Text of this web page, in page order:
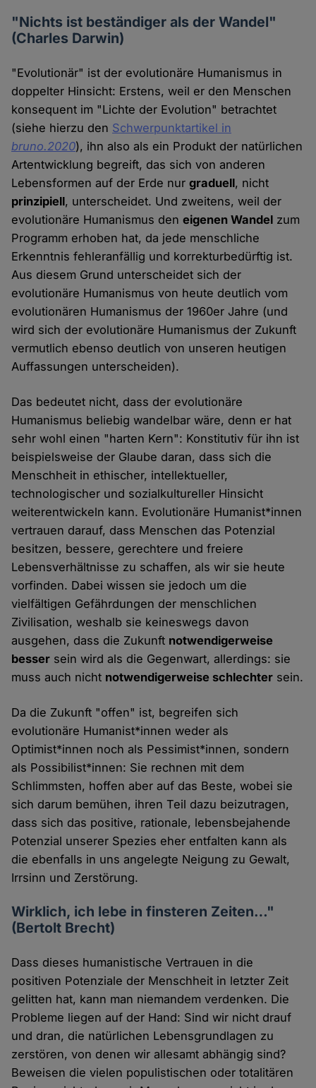
"Nichts ist beständiger als der Wandel"
(Charles Darwin)
"Evolutionär" ist der evolutionäre Humanismus in
doppelter Hinsicht: Erstens, weil er den Menschen
konsequent im "Lichte der Evolution" betrachtet
(siehe hierzu den Schwerpunktartikel in
bruno.2020), ihn also als ein Produkt der natürlichen
Artentwicklung begreift, das sich von anderen
Lebensformen auf der Erde nurgraduell, nicht
prinzipiell, unterscheidet. Und zweitens, weil der
evolutionäre Humanismus deneigenen Wandel zum
Programm erhoben hat, da jede menschliche
Erkenntnis fehleranfällig und korrekturbedürftig ist.
Aus diesem Grund unterscheidet sich der
evolutionäre Humanismus von heute deutlich vom
evolutionären Humanismus der 1960er Jahre (und
wird sich der evolutionäre Humanismus der Zukunft
vermutlich ebenso deutlich von unseren heutigen
Auffassungen unterscheiden).
Das bedeutet nicht, dass der evolutionäre
Humanismus beliebig wandelbar wäre, denn er hat
sehr wohl einen "harten Kern": Konstitutiv für ihn ist
beispielsweise der Glaube daran, dass sich die
Menschheit in ethischer, intellektueller,
technologischer und sozialkultureller Hinsicht
weiterentwickeln kann. Evolutionäre Humanist*innen
vertrauen darauf, dass Menschen das Potenzial
besitzen, bessere, gerechtere und freiere
Lebensverhältnisse zu schaffen, als wir sie heute
vorfinden. Dabei wissen sie jedoch um die
vielfältigen Gefährdungen der menschlichen
Zivilisation, weshalb sie keineswegs davon
ausgehen, dass die Zukunft notwendigerweise
besser sein wird als die Gegenwart, allerdings: sie
muss auch nicht notwendigerweise schlechter sein.
Da die Zukunft "offen" ist, begreifen sich
evolutionäre Humanist*innen weder als
Optimist*innen noch als Pessimist*innen, sondern
als Possibilist*innen: Sie rechnen mit dem
Schlimmsten, hoffen aber auf das Beste, wobei sie
sich darum bemühen, ihren Teil dazu beizutragen,
dass sich das positive, rationale, lebensbejahende
Potenzial unserer Spezies eher entfalten kann als
die ebenfalls in uns angelegte Neigung zu Gewalt,
Irrsinn und Zerstörung.
Wirklich, ich lebe in finsteren Zeiten…"
(Bertolt Brecht)
Dass dieses humanistische Vertrauen in die
positiven Potenziale der Menschheit in letzter Zeit
gelitten hat, kann man niemandem verdenken. Die
Probleme liegen auf der Hand: Sind wir nicht drauf
und dran, die natürlichen Lebensgrundlagen zu
zerstören, von denen wir allesamt abhängig sind?
Beweisen die vielen populistischen oder totalitären